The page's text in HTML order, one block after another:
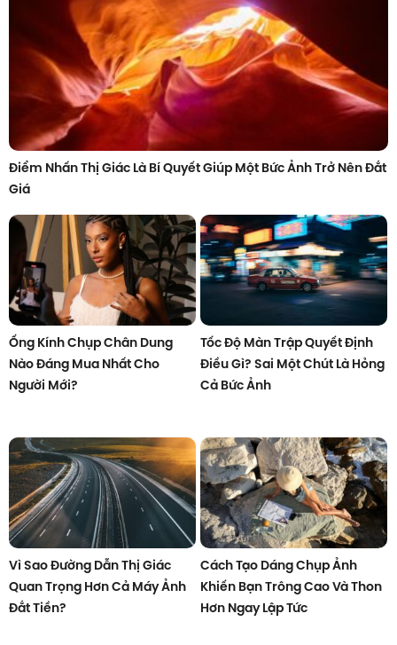
Điểm Nhấn Thị Giác Là Bí Quyết Giúp Một Bức Ảnh Trở Nên Đắt
Giá
Ống Kính Chụp Chân Dung
Nào Đáng Mua Nhất Cho
Người Mới?
Tốc Độ Màn Trập Quyết Định
Điều Gì? Sai Một Chút Là Hỏng
Cả Bức Ảnh
Vì Sao Đường Dẫn Thị Giác
Quan Trọng Hơn Cả Máy Ảnh
Đắt Tiền?
Cách Tạo Dáng Chụp Ảnh
Khiến Bạn Trông Cao Và Thon
Hơn Ngay Lập Tức